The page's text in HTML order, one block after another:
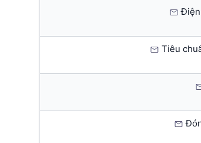
Điện
Tiêu